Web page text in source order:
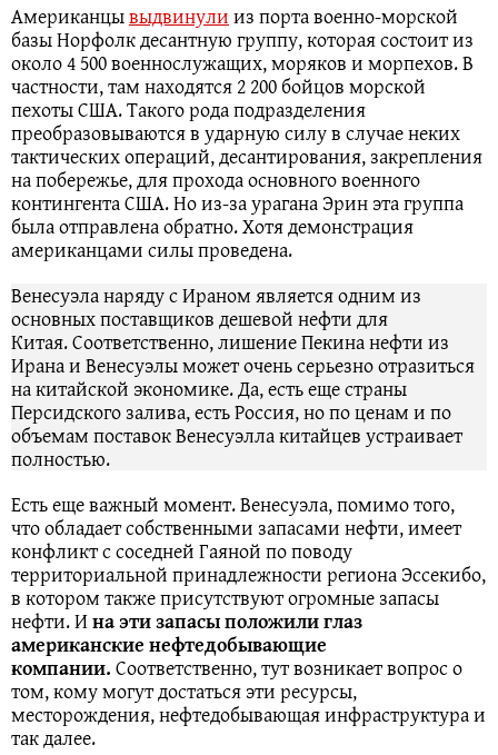
Американцывыдвинулииз порта военно-морской
базы Норфолк десантную группу, которая состоит из
около 4 500 военнослужащих, моряков и морпехов. В
частности, там находятся 2 200 бойцов морской
пехоты США. Такого рода подразделения
преобразовываются в ударную силу в случае неких
тактических операций, десантирования, закрепления
на побережье, для прохода основного военного
контингента США. Но из-за урагана Эрин эта группа
была отправлена обратно. Хотя демонстрация
американцами силы проведена.
Венесуэла наряду с Ираном является одним из
основных поставщиков дешевой нефти для
Китая. Соответственно, лишение Пекина нефти из
Ирана и Венесуэлы может очень серьезно отразиться
на китайской экономике. Да, есть еще страны
Персидского залива, есть Россия, но по ценам и по
объемам поставок Венесуэлла китайцев устраивает
полностью.
Есть еще важный момент. Венесуэла, помимо того,
что обладает собственными запасами нефти, имеет
конфликт с соседней Гаяной по поводу
территориальной принадлежности региона Эссекибо,
в котором также присутствуют огромные запасы
нефти. Ина эти запасы положили глаз
американские нефтедобывающие
компании.Соответственно, тут возникает вопрос о
том, кому могут достаться эти ресурсы,
месторождения, нефтедобывающая инфраструктура и
так далее.